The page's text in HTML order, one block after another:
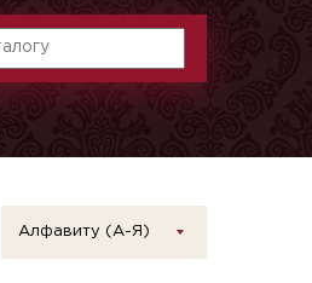
Алфавиту (А-Я)